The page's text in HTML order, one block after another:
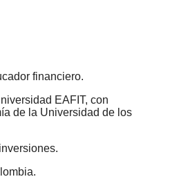
financiero.
EAFIT, con
de la Universidad de los